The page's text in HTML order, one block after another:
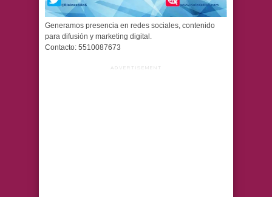
Generamos presencia en redes sociales, contenido
para difusión y marketing digital.
Contacto: 5510087673
ADVERTISEMENT